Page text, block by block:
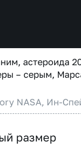
астероида
– серым,
NASA, Ин-
размер